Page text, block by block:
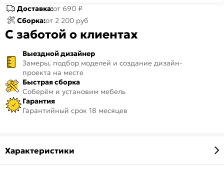
Доставка:от 690 ₽
Сборка:от 2 200 руб
С заботой о клиентах
Выездной дизайнер
Замеры, подбор моделей и создание дизайн-
проекта на месте
Быстрая сборка
Соберём и установим мебель
Гарантия
Гарантийный срок 18 месяцев
Характеристики